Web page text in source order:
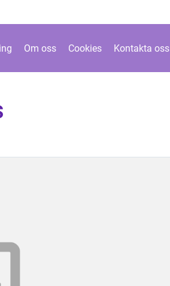
Om oss Cookies Kontakta oss